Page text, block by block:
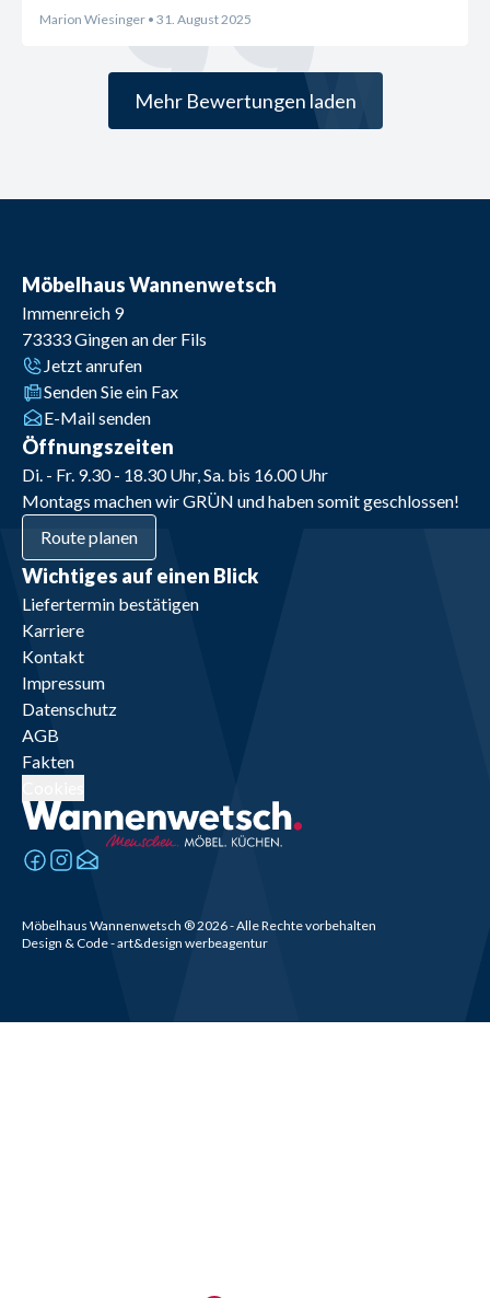
Marion Wiesinger • 31. August 2025
Mehr Bewertungen laden
Möbelhaus Wannenwetsch
Immenreich 9
73333Gingen an der Fils
Jetzt anrufen
Senden Sie ein Fax
E-Mail senden
Öffnungszeiten
Di. - Fr. 9.30 - 18.30 Uhr, Sa. bis 16.00 Uhr
Montags machen wir GRÜN und haben somit geschlossen!
Route planen
Wichtiges auf einen Blick
Liefertermin bestätigen
Karriere
Kontakt
Impressum
Datenschutz
AGB
Fakten
Möbelhaus Wannenwetsch ®2026- Alle Rechte vorbehalten
Design & Code - art&design werbeagentur